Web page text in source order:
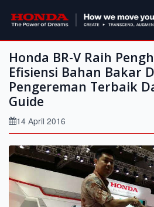
Honda BR-V Raih
Efisiensi Bahan Bakar
Pengereman Terbaik
Guide
14 April 2016